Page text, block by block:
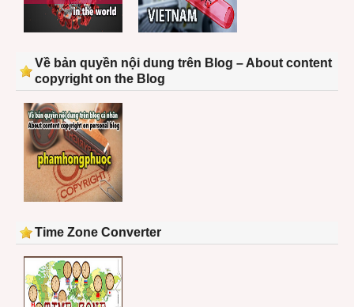
Về bản quyền nội dung trên Blog – About content
copyright on the Blog
Time Zone Converter